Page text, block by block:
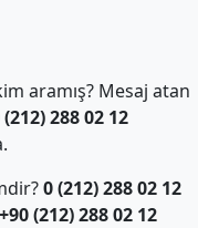
aramış? Mesaj atan
(212) 288 02 12
0 (212) 288 02 12
+90 (212) 288 02 12